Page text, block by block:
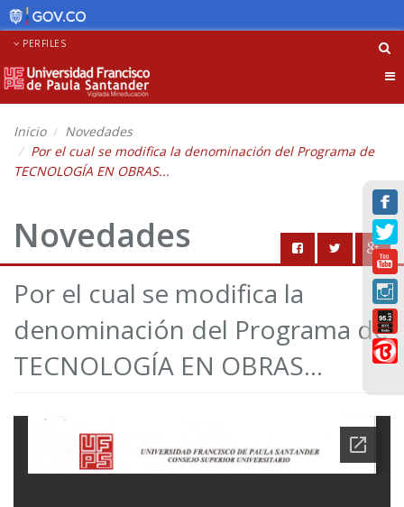
PERFILES
Inicio
Novedades
Por el cual se modifica la denominación del Programa de
TECNOLOGÍA EN OBRAS...
Novedades
Por el cual se modifica la
denominación del Programa de
TECNOLOGÍA EN OBRAS...